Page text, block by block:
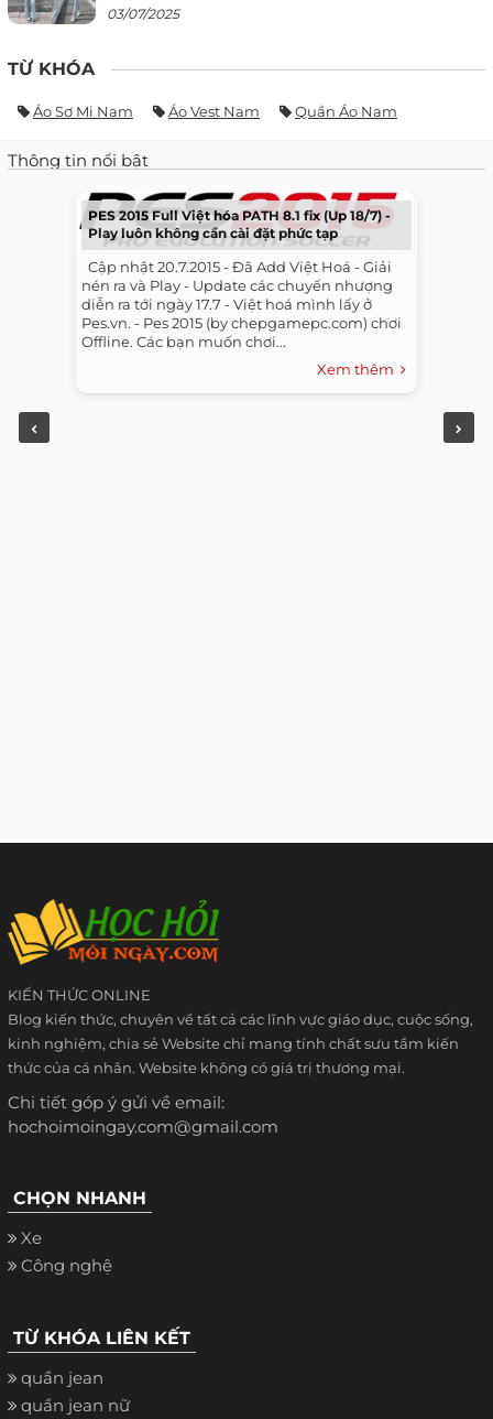
03/07/2025
TỪ KHÓA
Áo Sơ Mi Nam Áo Vest Nam Quần Áo Nam
Thông tin nổi bật
PES 2015 Full Việt hóa PATH 8.1 fix (Up 18/7) -
Play luôn không cần cài đặt phức tạp
​ ​ Cập nhật 20.7.2015 - Đã Add Việt Hoá - Giải
nén ra và Play - Update các chuyển nhượng
diễn ra tới ngày 17.7 - Việt hoá mình lấy ở
Pes.vn. - Pes 2015 (by chepgamepc.com) chơi
Offline. Các bạn muốn chơi...
Xem thêm
KIẾN THỨC ONLINE
Blog kiến thức, chuyên về tất cả các lĩnh vực giáo dục, cuộc sống,
kinh nghiệm, chia sẻ Website chỉ mang tính chất sưu tầm kiến
thức của cá nhân. Website không có giá trị thương mại.
Chi tiết góp ý gửi về email:
hochoimoingay.com@gmail.com
CHỌN NHANH
Xe
Công nghệ
TỪ KHÓA LIÊN KẾT
quần jean
quần jean nữ